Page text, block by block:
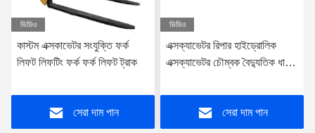
ভিডিও
কাস্টম এক্সকাভেটর সংযুক্তি ফর্ক
লিফট লিফটিং ফর্ক ফর্ক লিফট ট্রাক
সেরা দাম পান
ভিডিও
এক্সক্যাভেটর রিপার হাইড্রোলিক
এক্সক্যাভেটর চৌম্বক বৈদ্যুতিক ধাতব
সেরা দাম পান